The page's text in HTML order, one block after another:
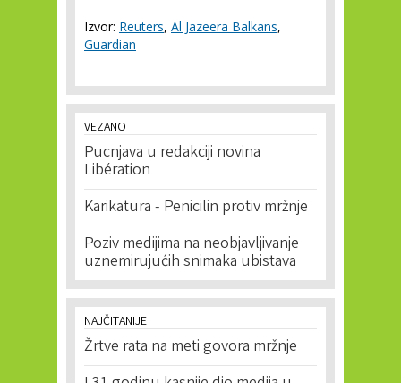
Izvor: Reuters, Al Jazeera Balkans,
Guardian
VEZANO
Pucnjava u redakciji novina
Libération
Karikatura - Penicilin protiv mržnje
Poziv medijima na neobjavljivanje
uznemirujućih snimaka ubistava
NAJČITANIJE
Žrtve rata na meti govora mržnje